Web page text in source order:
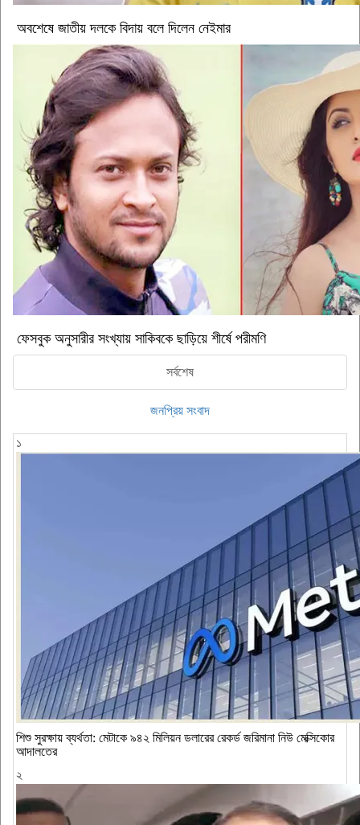
অবশেষে জাতীয় দলকে বিদায় বলে দিলেন নেইমার
ফেসবুক অনুসারীর সংখ্যায় সাকিবকে ছাড়িয়ে শীর্ষে পরীমণি
সর্বশেষ
জনপ্রিয় সংবাদ
১
শিশু সুরক্ষায় ব্যর্থতা: মেটাকে ৯৪২ মিলিয়ন ডলারের রেকর্ড জরিমানা নিউ মেক্সিকোর
আদালতের
২